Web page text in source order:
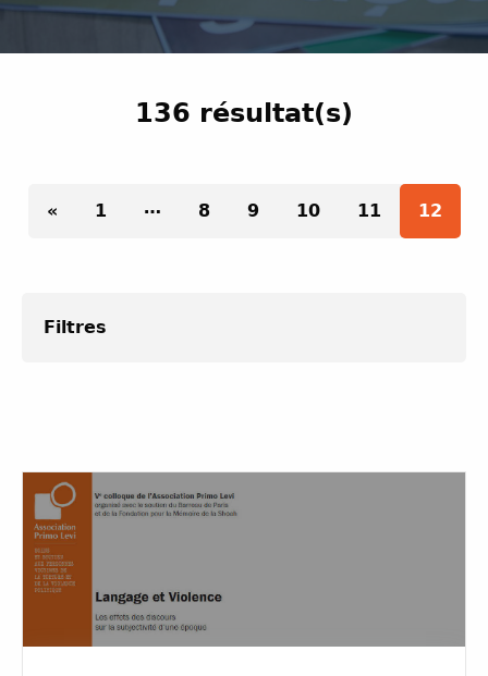
136 résultat(s)
« 1 … 8 9 10 11 12
Filtres